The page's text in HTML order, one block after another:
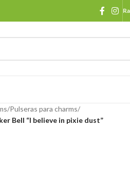
/Pulseras para charms/
Bell “I believe in pixie dust”